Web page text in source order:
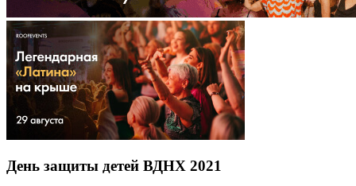
День защиты детей ВДНХ 2021